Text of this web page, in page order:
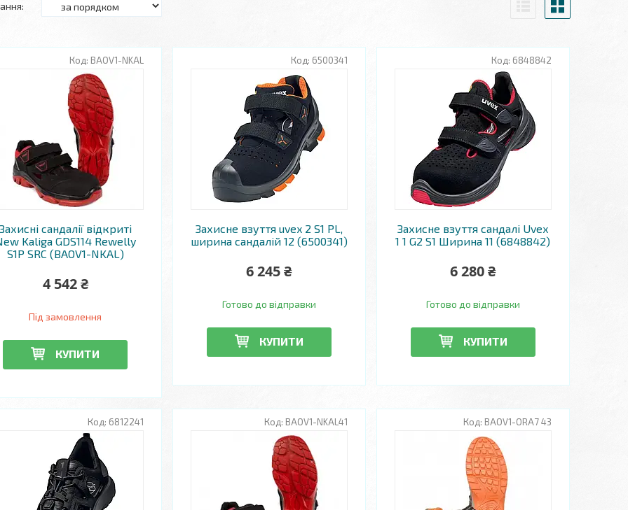
BAOV1-NKAL
сандалії відкриті
Kaliga GDS114 Rewelly
S1P SRC (BAOV1-NKAL)
4 542 ₴
Під замовлення
КУПИТИ
6500341
Захисне взуття uvex 2 S1 PL,
ширина сандалій 12 (6500341)
6 245 ₴
Готово до відправки
КУПИТИ
6848842
Захисне взуття сандалі Uvex
1 1 G2 S1 Ширина 11 (6848842)
6 280 ₴
Готово до відправки
КУПИТИ
6812241 BAOV1-NKAL41 BAOV1-ORA7 43